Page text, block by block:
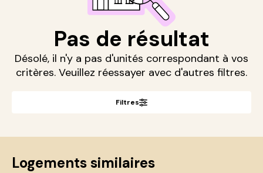
Pas de résultat
Désolé, il n'y a pas d'unités correspondant à vos
critères. Veuillez réessayer avec d'autres filtres.
Filtres
Logements similaires